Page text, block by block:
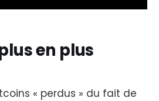
en plus
« perdus » du fait de